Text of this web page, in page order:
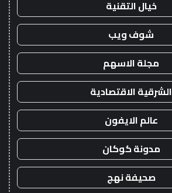
خيال التقنية
شوف ويب
مجلة الاسهم
الشرقية الاقتصادية
عالم الايفون
مدونة كوكان
صحيفة نهج